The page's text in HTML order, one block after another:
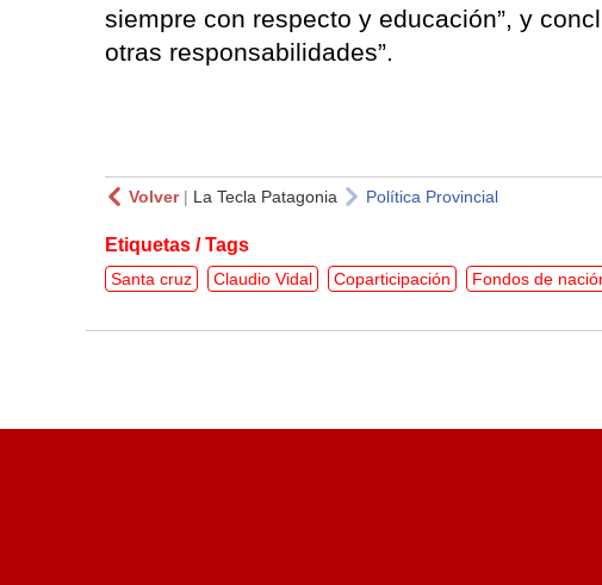
siempre con respecto y educación”, y
otras responsabilidades”.
Volver| La Tecla Patagonia Política Provincial
Etiquetas / Tags
Santa cruz Claudio Vidal Coparticipación Fondos de